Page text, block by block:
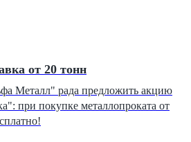
от 20 тонн
Металл" рада предложить акцию
при покупке металлопроката от